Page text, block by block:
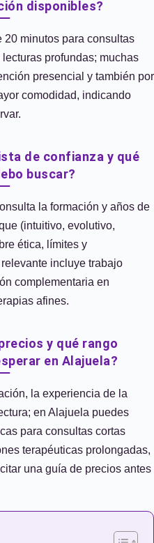
disponibles?
20 minutos para consultas
profundas; muchas
presencial y también por
comodidad, indicando
de confianza y qué
buscar?
la formación y años de
(intuitivo, evolutivo,
ética, límites y
incluye trabajo
complementaria en
afines.
y qué rango
en Alajuela?
la experiencia de la
en Alajuela puedes
para consultas cortas
terapéuticas prolongadas,
una guía de precios antes